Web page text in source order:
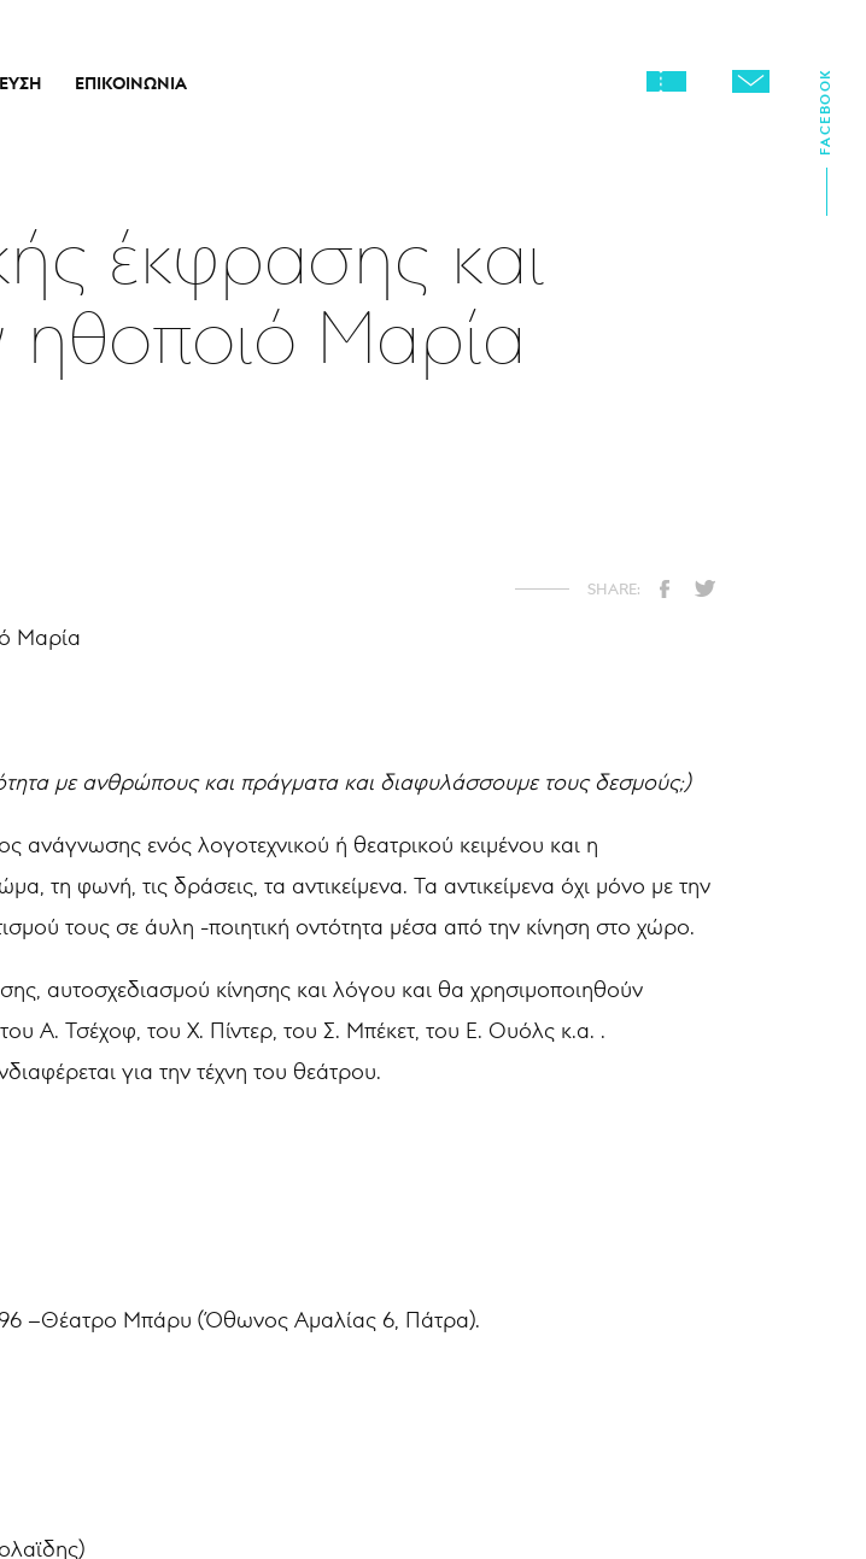
ΕΠΙΚΟΙΝΩΝΊΑ
FACEBOOK
έκφρασης και
ηθοποιό Μαρία
Μαρία
με ανθρώπους και πράγματα και διαφυλάσσουμε τους δεσμούς;)
ανάγνωσης ενός λογοτεχνικού ή θεατρικού κειμένου και η
τη φωνή, τις δράσεις, τα αντικείμενα. Τα αντικείμενα όχι μόνο με την
τους σε άυλη -ποιητική οντότητα μέσα από την κίνηση στο χώρο.
αυτοσχεδιασμού κίνησης και λόγου και θα χρησιμοποιηθούν
Α. Τσέχοφ, του Χ. Πίντερ, του Σ. Μπέκετ, του Ε. Ουόλς κ.α. .
για την τέχνη του θεάτρου.
–Θέατρο Μπάρυ (Όθωνος Αμαλίας 6, Πάτρα).